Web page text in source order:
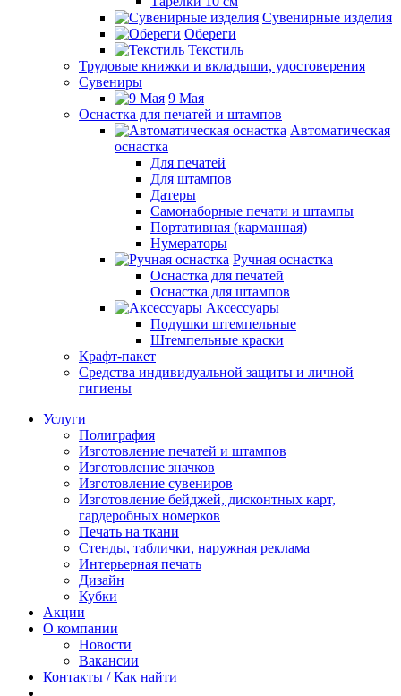
Сувенирные изделия
Обереги
Текстиль
Трудовые книжки и вкладыши, удостоверения
Сувениры
9 Мая
Оснастка для печатей и штампов
Автоматическая
оснастка
Для печатей
Для штампов
Датеры
Самонаборные печати и штампы
Портативная (карманная)
Нумераторы
Ручная оснастка
Оснастка для печатей
Оснастка для штампов
Аксессуары
Подушки штемпельные
Штемпельные краски
Крафт-пакет
Средства индивидуальной защиты и личной
гигиены
Услуги
Полиграфия
Изготовление печатей и штампов
Изготовление значков
Изготовление сувениров
Изготовление бейджей, дисконтных карт,
гардеробных номерков
Печать на ткани
Стенды, таблички, наружная реклама
Интерьерная печать
Дизайн
Кубки
Акции
О компании
Новости
Вакансии
Контакты / Как найти